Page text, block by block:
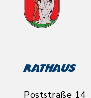
Rathaus
Poststraße 14